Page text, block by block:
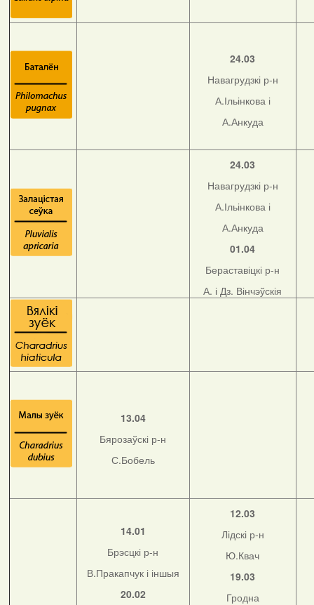
24.03
Навагрудзкі р-н
А.Ільінкова і
А.Анкуда
24.03
Навагрудзкі р-н
А.Ільінкова і
А.Анкуда
01.04
Бераставіцкі р-н
А. і Дз. Вінчэўскія
13.04
Бярозаўскі р-н
С.Бобель
14.01
Брэсцкі р-н
В.Пракапчук і іншыя
20.02
12.03
Лідскі р-н
Ю.Квач
19.03
Гродна